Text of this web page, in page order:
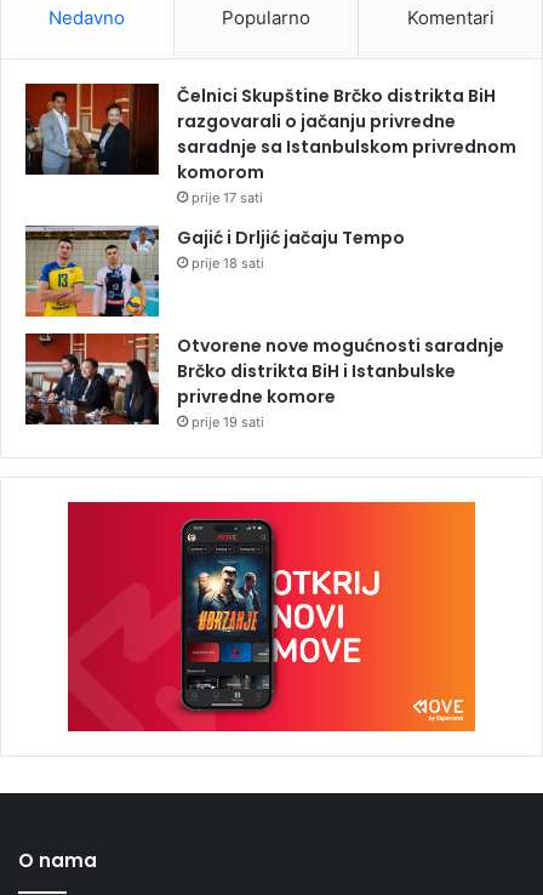
Nedavno Popularno Komentari
Čelnici Skupštine Brčko distrikta BiH
razgovarali o jačanju privredne
saradnje sa Istanbulskom privrednom
komorom
prije 17 sati
Gajić i Drljić jačaju Tempo
prije 18 sati
Otvorene nove mogućnosti saradnje
Brčko distrikta BiH i Istanbulske
privredne komore
prije 19 sati
O nama